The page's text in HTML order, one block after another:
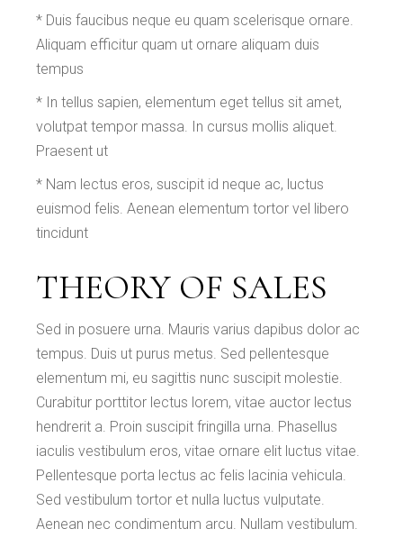
* Duis faucibus neque eu quam scelerisque ornare.
Aliquam efficitur quam ut ornare aliquam duis
tempus
* In tellus sapien, elementum eget tellus sit amet,
volutpat tempor massa. In cursus mollis aliquet.
Praesent ut
* Nam lectus eros, suscipit id neque ac, luctus
euismod felis. Aenean elementum tortor vel libero
tincidunt
THEORY OF SALES
Sed in posuere urna. Mauris varius dapibus dolor ac
tempus. Duis ut purus metus. Sed pellentesque
elementum mi, eu sagittis nunc suscipit molestie.
Curabitur porttitor lectus lorem, vitae auctor lectus
hendrerit a. Proin suscipit fringilla urna. Phasellus
iaculis vestibulum eros, vitae ornare elit luctus vitae.
Pellentesque porta lectus ac felis lacinia vehicula.
Sed vestibulum tortor et nulla luctus vulputate.
Aenean nec condimentum arcu. Nullam vestibulum.